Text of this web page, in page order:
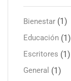
Bienestar (1)
Educación (1)
Escritores (1)
General (1)